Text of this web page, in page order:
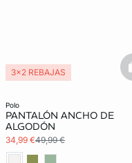
polo
PANTALÓN ANCHO DE
ALGODÓN
34,99 €49,99 €
3x2 REBAJAS